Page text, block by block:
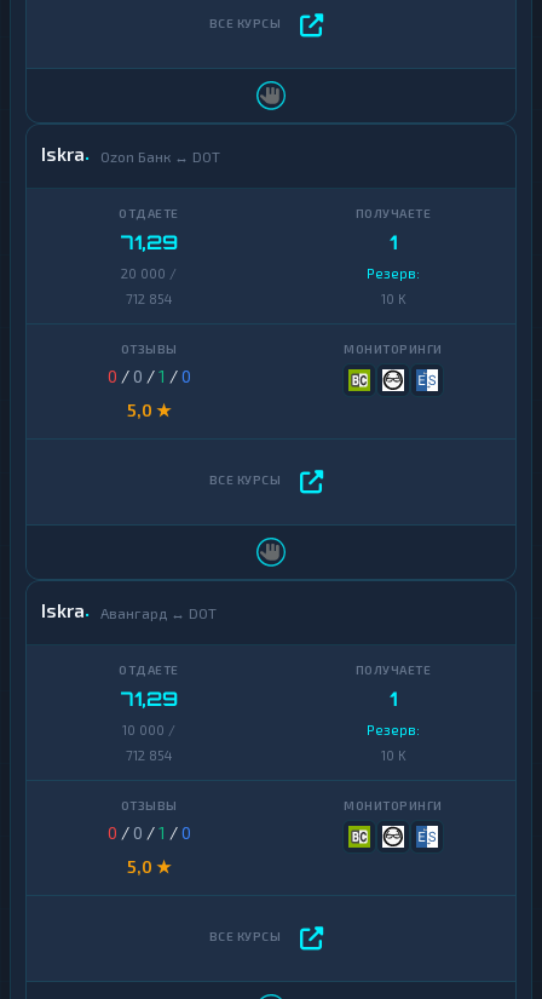
Iskra Ozon Банк ↔ DOT
71,29
20 000 /
712 854
1
Резерв:
10 K
0 / 0 /1 /0
5,0 ★
Iskra Авангард ↔ DOT
71,29
10 000 /
712 854
1
Резерв:
10 K
0 / 0 /1 /0
5,0 ★